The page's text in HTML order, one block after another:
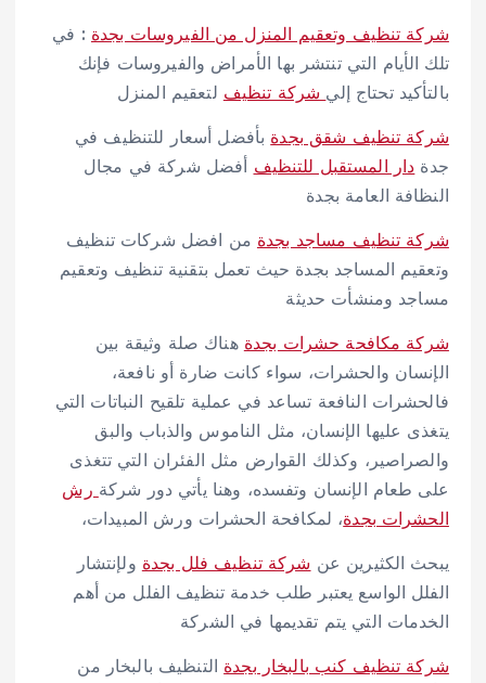
شركة تنظيف وتعقيم المنزل من الفيروسات بجدة : في
تلك الأيام التي تنتشر بها الأمراض والفيروسات فإنك
بالتأكيد تحتاج إلي شركة تنظيف لتعقيم المنزل
شركة تنظيف شقق بجدة بأفضل أسعار للتنظيف في
جدة دار المستقبل للتنظيف أفضل شركة في مجال
النظافة العامة بجدة
شركة تنظيف مساجد بجدة من افضل شركات تنظيف
وتعقيم المساجد بجدة حيث تعمل بتقنية تنظيف وتعقيم
مساجد ومنشأت حديثة
شركة مكافحة حشرات بجدة هناك صلة وثيقة بين
الإنسان والحشرات، سواء كانت ضارة أو نافعة،
فالحشرات النافعة تساعد في عملية تلقيح النباتات التي
يتغذى عليها الإنسان، مثل الناموس والذباب والبق
والصراصير، وكذلك القوارض مثل الفئران التي تتغذى
على طعام الإنسان وتفسده، وهنا يأتي دور شركة رش
الحشرات بجدة، لمكافحة الحشرات ورش المبيدات،
يبحث الكثيرين عن شركة تنظيف فلل بجدة ولإنتشار
الفلل الواسع يعتبر طلب خدمة تنظيف الفلل من أهم
الخدمات التي يتم تقديمها في الشركة
شركة تنظيف كنب بالبخار بجدة التنظيف بالبخار من